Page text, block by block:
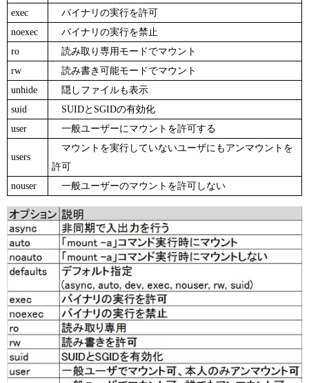
exec
バイナリの実行を許可
noexec
バイナリの実行を禁止
ro
読み取り専用モードでマウント
rw
読み書き可能モードでマウント
unhide
隠しファイルも表示
suid
SUIDとSGIDの有効化
user
一般ユーザーにマウントを許可する
users
マウントを実行していないユーザにもアンマウントを
許可
nouser
一般ユーザーのマウントを許可しない